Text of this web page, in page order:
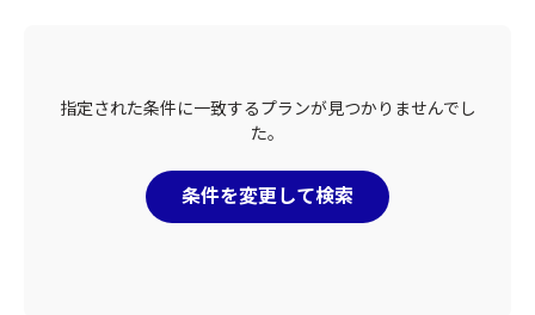
指定された条件に一致するプランが見つかりませんでし
た。
条件を変更して検索